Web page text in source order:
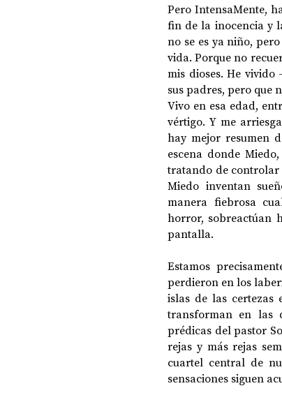
Pero IntensaMente,
fin de la inocencia y
no se es ya niño,
vida. Porque no
mis dioses. He
sus padres, pero que
Vivo en esa edad,
vértigo. Y me
hay mejor resumen
escena donde
tratando de controlar
Miedo inventan
manera fiebrosa
horror, sobreactúan
pantalla.
Estamos
perdieron en los
islas de las certezas
transforman en las
prédicas del pastor
rejas y más rejas
cuartel central de
sensaciones siguen